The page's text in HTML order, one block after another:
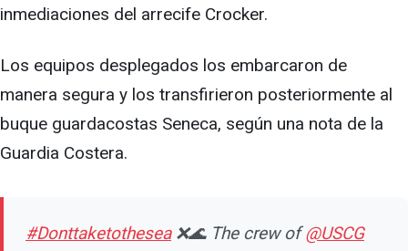
inmediaciones del arrecife Crocker.
Los equipos desplegados los embarcaron de
manera segura y los transfirieron posteriormente al
buque guardacostas Seneca, según una nota de la
Guardia Costera.
#Donttaketothesea❌🌊 The crew of@USCG